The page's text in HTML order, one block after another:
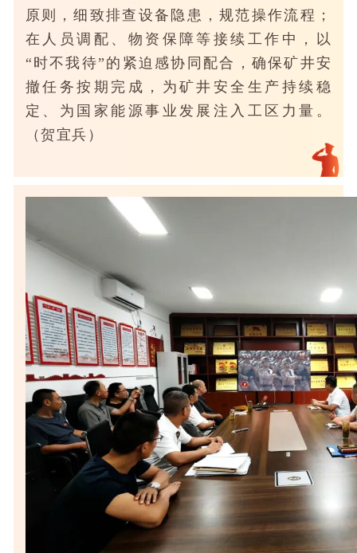
原则，细致排查设备隐患，规范操作流程；
在人员调配、物资保障等接续工作中，以
“时不我待”的紧迫感协同配合，确保矿井安
撤任务按期完成，为矿井安全生产持续稳
定、为国家能源事业发展注入工区力量。
（贺宜兵）